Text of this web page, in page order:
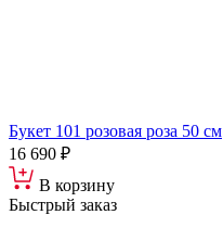
Букет 101 розовая роза 50 см
16 690 ₽
В корзину
Быстрый заказ